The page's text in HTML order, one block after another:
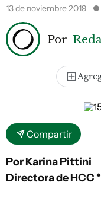
13 de noviembre 2019
Por
Compartir
Por Karina Pittini
Directora de HCC *